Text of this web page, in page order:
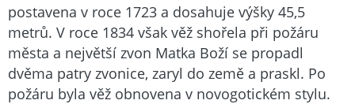
postavena v roce 1723 a dosahuje výšky 45,5
metrů. V roce 1834 však věž shořela při požáru
města a největší zvon Matka Boží se propadl
dvěma patry zvonice, zaryl do země a praskl. Po
požáru byla věž obnovena v novogotickém stylu.